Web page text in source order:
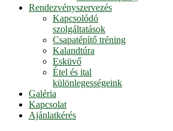
Rendezvényszervezés
Kapcsolódó
szolgáltatások
Csapatépítő tréning
Kalandtúra
Esküvő
Étel és ital
különlegességeink
Galéria
Kapcsolat
Ajánlatkérés